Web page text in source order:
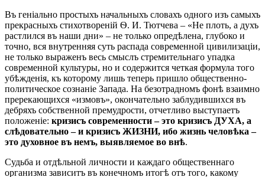
Въ геніально простыхъ начальныхъ словахъ одного изъ самыхъ
прекрасныхъ стихотвореній Ѳ. И. Тютчева – «Не плоть, а духъ
растлился въ наши дни» – не только опредѣлена, глубоко и
точно, вся внутренняя суть распада современной цивилизаціи,
не только выраженъ весь смыслъ стремительнаго упадка
современной культуры, но и содержится четкая формула того
убѣжденія, къ которому лишь теперь пришло общественно-
политическое сознаніе Запада. На безотрадномъ фонѣ взаимно
пререкающихся «измовъ», окончательно заблудившихся въ
дебряхъ собственной премудрости, отчетливо выступаетъ
положеніе: кризисъ современности – это кризисъ ДУХА, а
слѣдовательно – и кризисъ ЖИЗНИ, ибо жизнь человѣка –
это духовное въ немъ, выявляемое во внѣ.
Судьба и отдѣльной личности и каждаго общественнаго
организма зависитъ въ конечномъ итогѣ отъ того, какому